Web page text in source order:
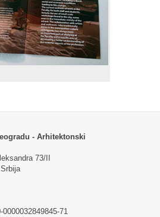
- Arhitektonski
73/II
0000032849845-71